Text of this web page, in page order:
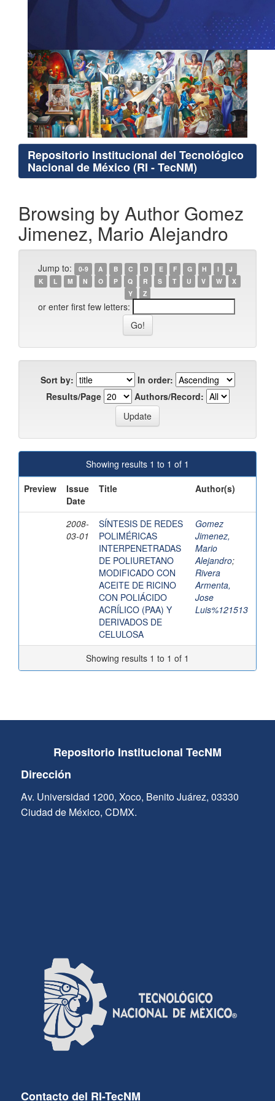
Repositorio Institucional del Tecnológico
Nacional de México (RI - TecNM)
Browsing by Author Gomez
Jimenez, Mario Alejandro
Jump to: 0-9 A B C D E F G H I
J
K
L M N O P Q R S T U V W
X
Y
Z
or enter first few letters:
Sort by:
In order:
Results/Page
Authors/Record:
Showing results 1 to 1 of 1
Preview
Issue
Date
Title Author(s)
2008-
03-01
SÍNTESIS DE REDES
POLIMÉRICAS
INTERPENETRADAS
DE POLIURETANO
MODIFICADO CON
ACEITE DE RICINO
CON POLIÁCIDO
ACRÍLICO (PAA) Y
DERIVADOS DE
CELULOSA
Gomez
Jimenez,
Mario
Alejandro;
Rivera
Armenta,
Jose
Luis%121513
Showing results 1 to 1 of 1
Repositorio Institucional TecNM
Dirección
Av. Universidad 1200, Xoco, Benito Juárez, 03330
Ciudad de México, CDMX.
Contacto del RI-TecNM